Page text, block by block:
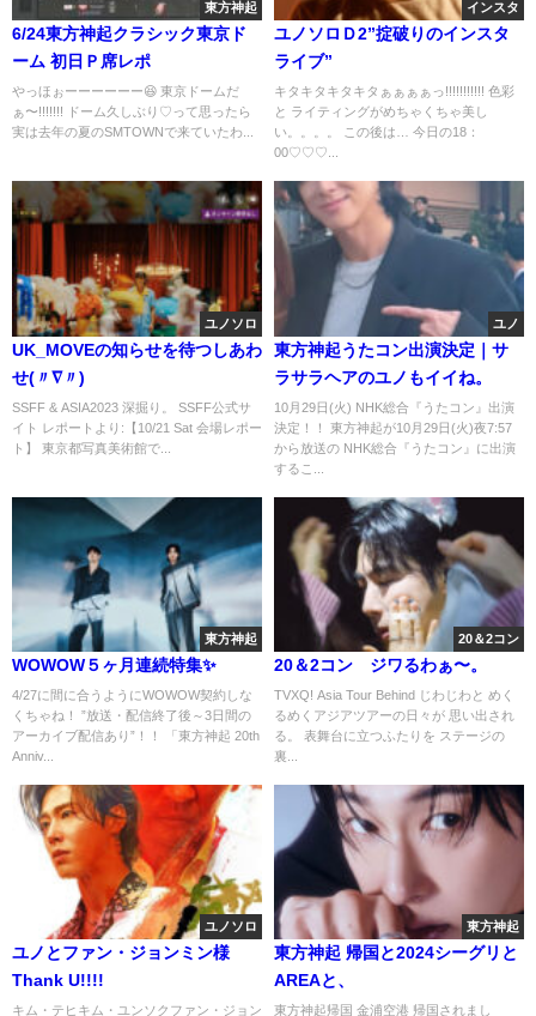
東方神起
6/24東方神起クラシック東京ド
ーム 初日Ｐ席レポ
やっほぉーーーーーー😆 東京ドームだ
ぁ〜!!!!!!! ドーム久しぶり♡って思ったら
実は去年の夏のSMTOWNで来ていたわ...
インスタ
ユノソロＤ2”掟破りのインスタ
ライブ”
キタキタキタキタぁぁぁぁっ!!!!!!!!!!! 色彩
と ライティングがめちゃくちゃ美し
い。。。。 この後は… 今日の18：
00♡♡♡...
ユノソロ
UK_MOVEの知らせを待つしあわ
せ(〃∇〃)
SSFF & ASIA2023 深掘り。 SSFF公式サ
イト レポートより:【10/21 Sat 会場レポー
ト】 東京都写真美術館で...
ユノ
東方神起うたコン出演決定｜サ
ラサラヘアのユノもイイね。
10月29日(火) NHK総合『うたコン』出演
決定！！ 東方神起が10月29日(火)夜7:57
から放送の NHK総合『うたコン』に出演
するこ...
東方神起
WOWOW５ヶ月連続特集✨️
4/27に間に合うようにWOWOW契約しな
くちゃね！ ”放送・配信終了後～3日間の
アーカイブ配信あり”！！ 「東方神起 20th
Anniv...
20＆2コン
20＆2コン ジワるわぁ〜。
TVXQ! Asia Tour Behind じわじわと めく
るめくアジアツアーの日々が 思い出され
る。 表舞台に立つふたりを ステージの
裏...
ユノソロ
ユノとファン・ジョンミン様
Thank U!!!!
キム・テヒキム・ユンソクファン・ジョン
東方神起
東方神起 帰国と2024シーグリと
AREAと、
東方神起帰国 金浦空港 帰国されまし